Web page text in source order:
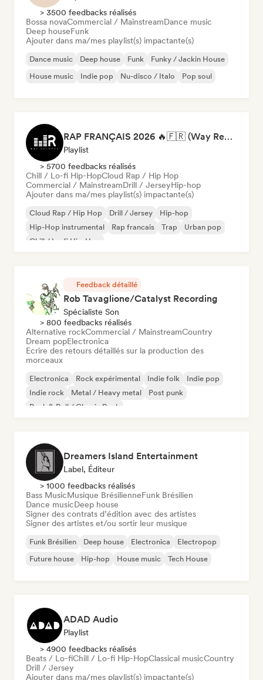
> 3500 feedbacks réalisés
Bossa novaCommercial / MainstreamDance music
Deep houseFunk
Ajouter dans ma/mes playlist(s) impactante(s)
Dance music Deep house Funk
Funky / Jackin House
House music
Indie pop Nu-disco / Italo Pop soul
RAP FRANÇAIS 2026 🔥🇫🇷 (Way Records)
Playlist
> 5700 feedbacks réalisés
Chill / Lo-fi Hip-HopCloud Rap / Hip Hop
Commercial / MainstreamDrill / JerseyHip-hop
Ajouter dans ma/mes playlist(s) impactante(s)
Cloud Rap / Hip Hop Drill / Jersey
Hip-hop
Hip-Hop instrumental
Rap francais Trap
Urban pop
Chill / Lo-fi Hip-Hop
Feedback détaillé
Rob Tavaglione/Catalyst Recording
Spécialiste Son
> 800 feedbacks réalisés
Alternative rockCommercial / MainstreamCountry
Dream popElectronica
Ecrire des retours détaillés sur la production des
morceaux
Electronica Rock expérimental Indie folk
Indie pop
Indie rock
Metal / Heavy metal
Post punk
Rock & Roll / Classic Rock
Dreamers Island Entertainment
Label, Éditeur
> 1000 feedbacks réalisés
Bass MusicMusique BrésilienneFunk Brésilien
Dance musicDeep house
Signer des contrats d’édition avec des artistes
Signer des artistes et/ou sortir leur musique
Funk Brésilien Deep house Electronica
Electropop
Future house
Hip-hop House music Tech House
ADAD Audio
Playlist
> 4900 feedbacks réalisés
Beats / Lo-fiChill / Lo-fi Hip-HopClassical musicCountry
Drill / Jersey
Ajouter dans ma/mes playlist(s) impactante(s)